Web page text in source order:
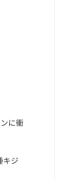
に衝
キジ